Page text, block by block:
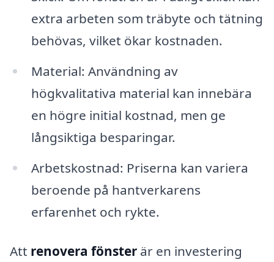
extra arbeten som träbyte och tätning
behövas, vilket ökar kostnaden.
Material: Användning av
högkvalitativa material kan innebära
en högre initial kostnad, men ge
långsiktiga besparingar.
Arbetskostnad: Priserna kan variera
beroende på hantverkarens
erfarenhet och rykte.
Att renovera fönster är en investering